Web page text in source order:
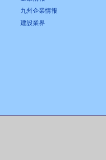
九州企業情報
建設業界